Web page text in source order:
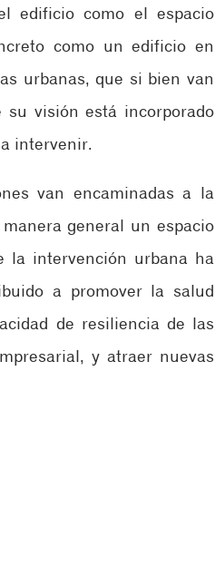
edificio como el espacio
como un edificio en
urbanas, que si bien van
visión está incorporado
intervenir.
van encaminadas a la
general un espacio
la intervención urbana ha
a promover la salud
de resiliencia de las
y atraer nuevas